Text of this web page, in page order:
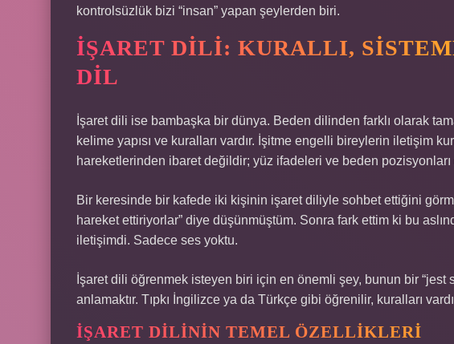
kontrolsüzlük bizi “insan” yapan şeylerden biri.
İŞARET DILI: KURALLI,
DIL
İşaret dili ise bambaşka bir dünya. Beden dilinden farklı olarak
kelime yapısı ve kuralları vardır. İşitme engelli bireylerin iletişim
hareketlerinden ibaret değildir; yüz ifadeleri ve beden pozisyonları
Bir keresinde bir kafede iki kişinin işaret diliyle sohbet ettiğini
hareket ettiriyorlar” diye düşünmüştüm. Sonra fark ettim ki bu
iletişimdi. Sadece ses yoktu.
İşaret dili öğrenmek isteyen biri için en önemli şey, bunun bir
anlamaktır. Tıpkı İngilizce ya da Türkçe gibi öğrenilir, kuralları
İŞARET DILININ TEMEL ÖZELLIKLERI